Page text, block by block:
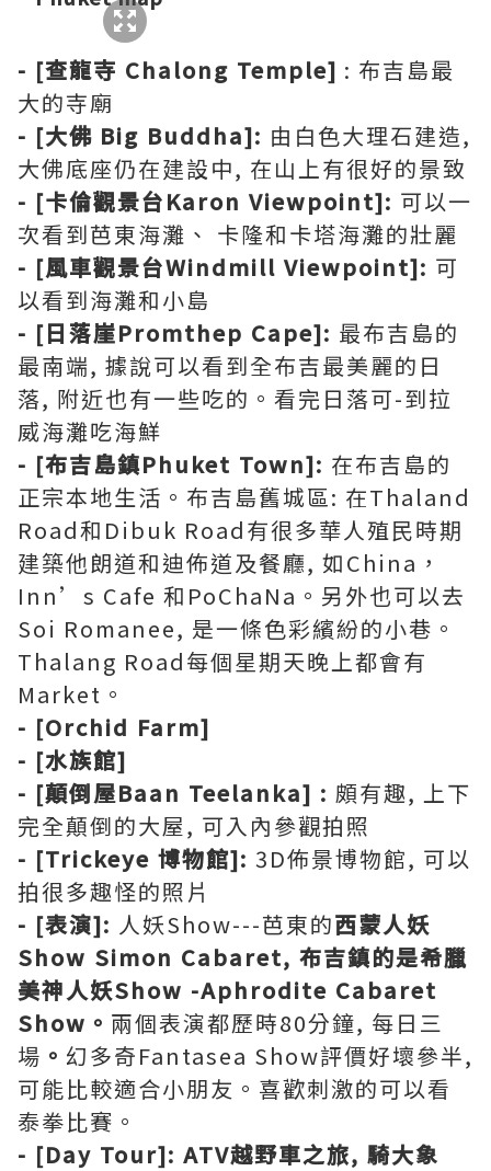
- [查龍寺 Chalong Temple] : 布吉島最
大的寺廟
- [大佛 Big Buddha]: 由白色大理石建造,
大佛底座仍在建設中, 在山上有很好的景致
- [卡倫觀景台Karon Viewpoint]: 可以一
次看到芭東海灘、 卡隆和卡塔海灘的壯麗
- [風車觀景台Windmill Viewpoint]: 可
以看到海灘和小島
- [日落崖Promthep Cape]: 最布吉島的
最南端, 據說可以看到全布吉最美麗的日
落, 附近也有一些吃的。看完日落可-到拉
威海灘吃海鮮
- [布吉島鎮Phuket Town]: 在布吉島的
正宗本地生活。布吉島舊城區: 在Thaland
Road和Dibuk Road有很多華人殖民時期
建築他朗道和迪佈道及餐廳, 如China，
Inn’s Cafe 和PoChaNa。另外也可以去
Soi Romanee, 是一條色彩繽紛的小巷。
Thalang Road每個星期天晚上都會有
Market。
- [Orchid Farm]
- [水族館]
- [顛倒屋Baan Teelanka] : 頗有趣, 上下
完全顛倒的大屋, 可入內參觀拍照
- [Trickeye 博物館]: 3D佈景博物館, 可以
拍很多趣怪的照片
- [表演]: 人妖Show---芭東的西蒙人妖
Show Simon Cabaret, 布吉鎮的是希臘
美神人妖Show -Aphrodite Cabaret
Show。 兩個表演都歷時80分鐘, 每日三
場 。 幻多奇Fantasea Show評價好壞參半,
可能比較適合小朋友。喜歡刺激的可以看
泰拳比賽。
- [Day Tour]: ATV越野車之旅, 騎大象